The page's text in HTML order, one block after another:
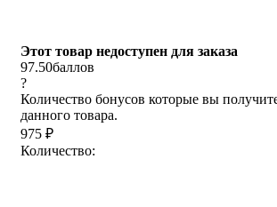
Этот товар недоступен для заказа
97.50баллов
?
Количество бонусов которые вы
данного товара.
975 ₽
Количество: